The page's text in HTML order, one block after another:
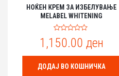
НОЌЕН КРЕМ ЗА ИЗБЕЛУВАЊЕ
MELABEL WHITENING
0
o
u
t
o
f
1,150.00 ден
ДОДАЈ ВО КОШНИЧКА